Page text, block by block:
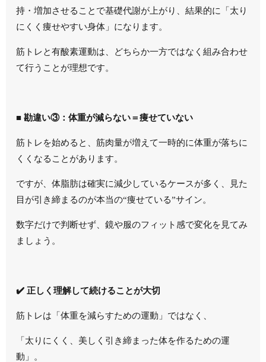
持・増加させることで基礎代謝が上がり、結果的に「太り
にくく痩せやすい身体」になります。
筋トレと有酸素運動は、どちらか一方ではなく組み合わせ
て行うことが理想です。
■ 勘違い③：体重が減らない＝痩せていない
筋トレを始めると、筋肉量が増えて一時的に体重が落ちに
くくなることがあります。
ですが、体脂肪は確実に減少しているケースが多く、見た
目が引き締まるのが本当の“痩せている”サイン。
数字だけで判断せず、鏡や服のフィット感で変化を見てみ
ましょう。
✔️ 正しく理解して続けることが大切
筋トレは「体重を減らすための運動」ではなく、
「太りにくく、美しく引き締まった体を作るための運
動」。